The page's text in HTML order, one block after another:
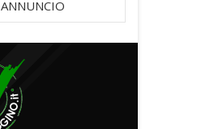
ANNUNCIO